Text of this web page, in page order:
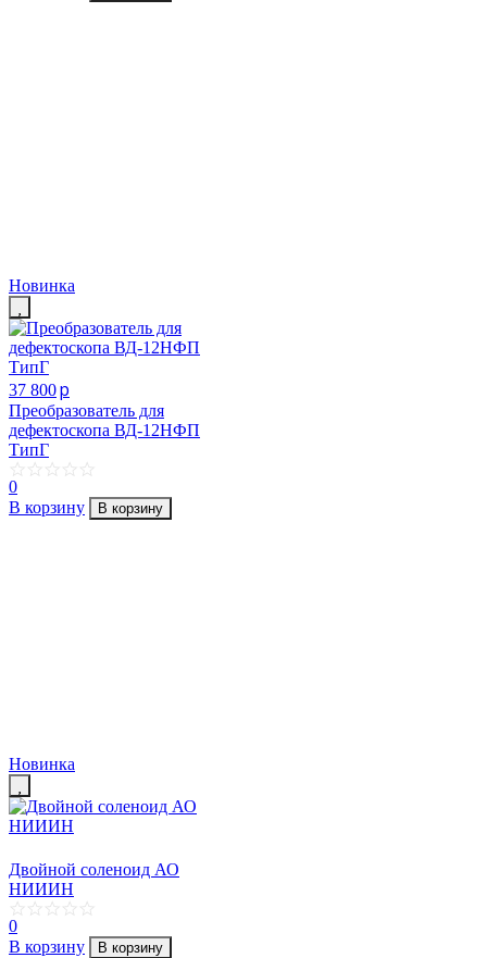
Новинка
37 800p
Преобразователь для
дефектоскопа ВД-12НФП
ТипГ
0
В корзину
В корзину
Новинка
Двойной соленоид АО
НИИИН
0
В корзину
В корзину